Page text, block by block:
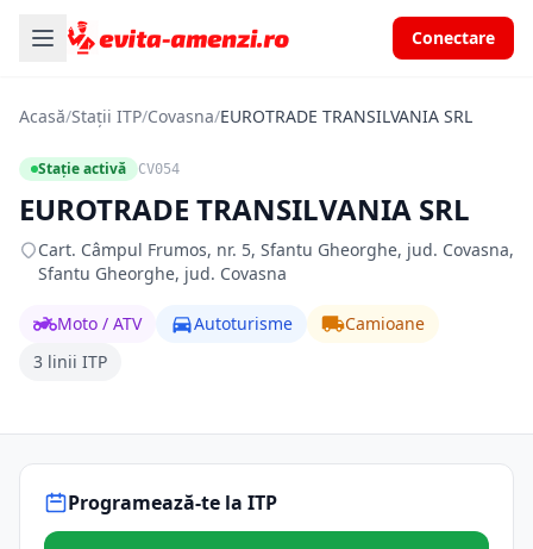
Conectare
Acasă/Stații ITP/Covasna/EUROTRADE TRANSILVANIA SRL
Stație activă CV054
EUROTRADE TRANSILVANIA SRL
Cart. Câmpul Frumos, nr. 5, Sfantu Gheorghe, jud. Covasna,
Sfantu Gheorghe, jud. Covasna
Moto / ATV Autoturisme
Camioane
3 linii ITP
Programează-te la ITP